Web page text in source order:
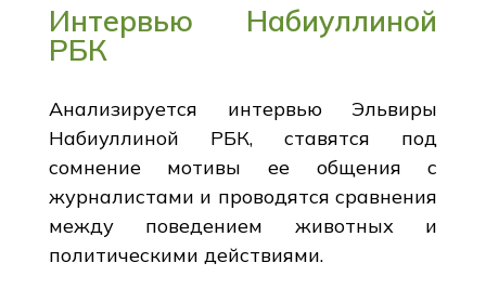
Интервью Набиуллиной
РБК
Анализируется интервью Эльвиры
Набиуллиной РБК, ставятся под
сомнение мотивы ее общения с
журналистами и проводятся сравнения
между поведением животных и
политическими действиями.